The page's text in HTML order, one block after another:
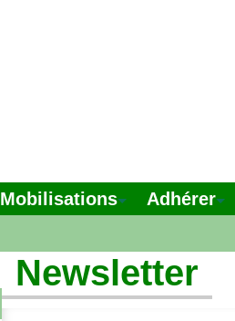
Mobilisations Adhérer
Newsletter